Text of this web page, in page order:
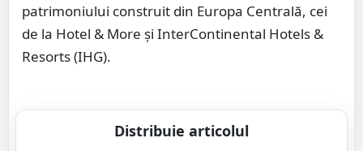
patrimoniului construit din Europa Centrală, cei
de la Hotel & More și InterContinental Hotels &
Resorts (IHG).
Distribuie articolul